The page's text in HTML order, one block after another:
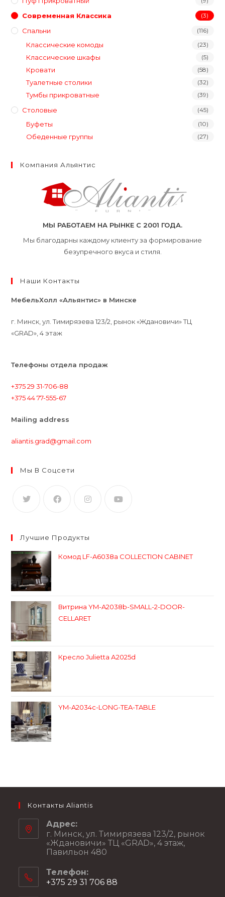
Современная Классика (3)
Спальни (116)
Классические комоды (23)
Классические шкафы (5)
Кровати (58)
Туалетные столики (32)
Тумбы прикроватные (39)
Столовые (45)
Буфеты (10)
Обеденные группы (27)
Компания Альянтис
МЫ РАБОТАЕМ НА РЫНКЕ С 2001 ГОДА.
Мы благодарны каждому клиенту за формирование
безупречного вкуса и стиля.
Наши Контакты
МебельХолл «Альянтис» в Минске
г. Минск, ул. Тимирязева 123/2, рынок «Ждановичи» ТЦ
«GRAD», 4 этаж
Телефоны отдела продаж
+375 29 31-706-88
+375 44 77-555-67
Mailing address
aliantis.grad@gmail.com
Мы В Соцсети
Лучшие Продукты
Комод LF-A6038a COLLECTION CABINET
Витрина YM-A2038b-SMALL-2-DOOR-
CELLARET
Кресло Julietta А2025d
YM-A2034c-LONG-TEA-TABLE
Контакты Aliantis
Адрес:
г. Минск, ул. Тимирязева 123/2, рынок
«Ждановичи» ТЦ «GRAD», 4 этаж,
Павильон 480
Телефон:
+375 29 31 706 88